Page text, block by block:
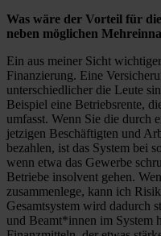
Was wäre der Vorteil für
neben möglichen
Ein aus meiner Sicht
Finanzierung. Eine
unterschiedlicher die Leute
Beispiel eine Betriebsrente,
umfasst. Wenn Sie die durch
jetzigen Beschäftigten und
bezahlen, ist das System bei
wenn etwa das Gewerbe
Betriebe insolvent gehen.
zusammenlege, kann ich
Gesamtsystem wird dadurch
und Beamt*innen im System